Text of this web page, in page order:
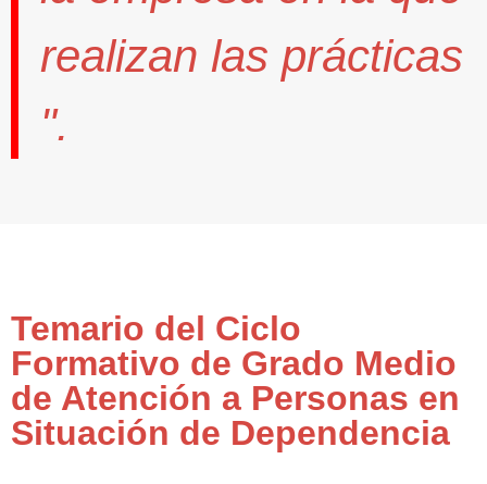
realizan las prácticas
".
Temario del Ciclo
Formativo de Grado Medio
de Atención a Personas en
Situación de Dependencia